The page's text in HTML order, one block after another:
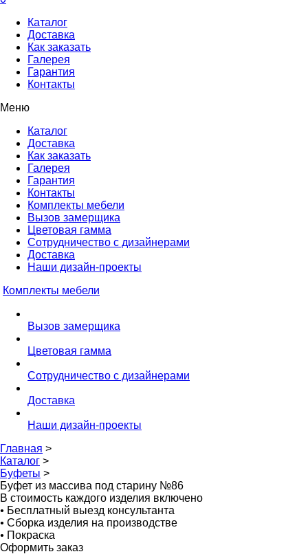
Каталог
Доставка
Как заказать
Галерея
Гарантия
Контакты
Меню
Каталог
Доставка
Как заказать
Галерея
Гарантия
Контакты
Комплекты мебели
Вызов замерщика
Цветовая гамма
Сотрудничество с дизайнерами
Доставка
Наши дизайн-проекты
Комплекты мебели
Вызов замерщика
Цветовая гамма
Сотрудничество с дизайнерами
Доставка
Наши дизайн-проекты
Главная >
Каталог >
Буфеты >
Буфет из массива под старину №86
В стоимость каждого изделия включено
• Бесплатный выезд консультанта
• Сборка изделия на производстве
• Покраска
Оформить заказ